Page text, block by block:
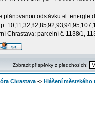
plánovanou odstávku el. energie
p.
Chrastava: parcelní č. 1138/1,
Zobrazit příspěvky z předchozích:
Chrastava -> Hlášení městského